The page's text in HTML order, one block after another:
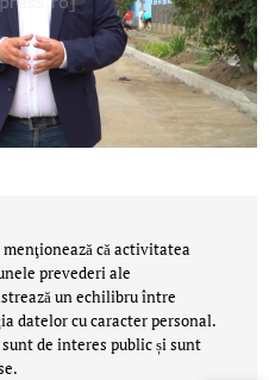
că activitatea
prevederi ale
un echilibru între
datelor cu caracter personal.
de interes public și sunt